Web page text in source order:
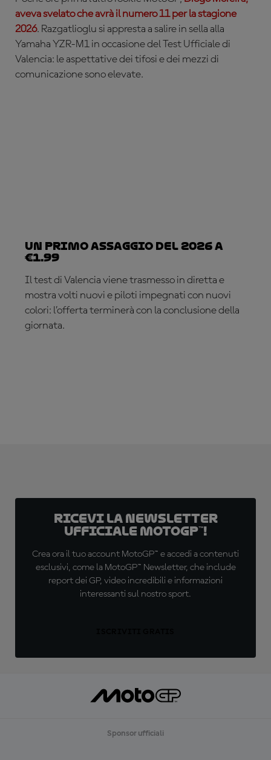
aveva svelato che avrà il numero 11 per la stagione
2026. Razgatlioglu si appresta a salire in sella alla
Yamaha YZR-M1 in occasione del Test Ufficiale di
Valencia: le aspettative dei tifosi e dei mezzi di
comunicazione sono elevate.
Un primo assaggio del 2026 a
€1.99
Il test di Valencia viene trasmesso in diretta e
mostra volti nuovi e piloti impegnati con nuovi
colori: l’offerta terminerà con la conclusione della
giornata.
Ricevi la newsletter
ufficiale MotoGP™!
Crea ora il tuo account MotoGP™ e accedi a contenuti
esclusivi, come la MotoGP™ Newsletter, che include
report dei GP, video incredibili e informazioni
interessanti sul nostro sport.
Sponsor ufficiali